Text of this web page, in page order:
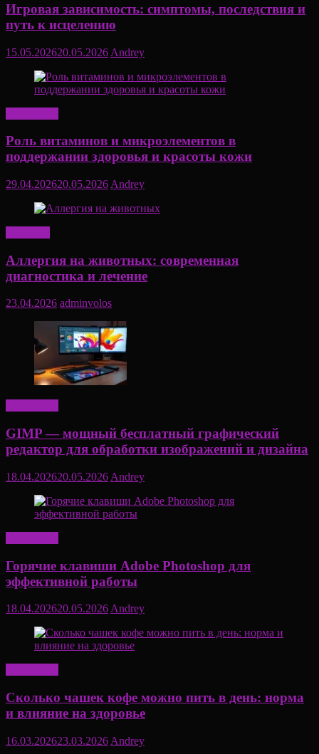
Игровая зависимость: симптомы, последствия и
путь к исцелению
15.05.202620.05.2026 Andrey
Роль витаминов и микроэлементов в
поддержании здоровья и красоты кожи
29.04.202620.05.2026 Andrey
Аллергия на животных: современная
диагностика и лечение
23.04.2026 adminvolos
GIMP — мощный бесплатный графический
редактор для обработки изображений и дизайна
18.04.202620.05.2026 Andrey
Горячие клавиши Adobe Photoshop для
эффективной работы
18.04.202620.05.2026 Andrey
Сколько чашек кофе можно пить в день: норма
и влияние на здоровье
16.03.202623.03.2026 Andrey